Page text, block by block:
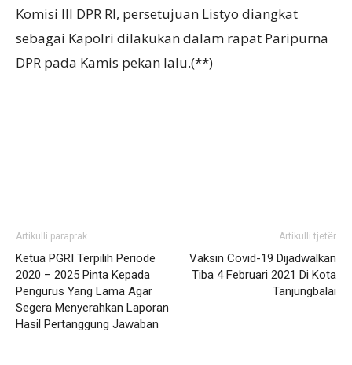
Komisi III DPR RI, persetujuan Listyo diangkat
sebagai Kapolri dilakukan dalam rapat Paripurna
DPR pada Kamis pekan lalu.(**)
Artikulli paraprak
Ketua PGRI Terpilih Periode
2020 – 2025 Pinta Kepada
Pengurus Yang Lama Agar
Segera Menyerahkan Laporan
Hasil Pertanggung Jawaban
Artikulli tjetër
Vaksin Covid-19 Dijadwalkan
Tiba 4 Februari 2021 Di Kota
Tanjungbalai